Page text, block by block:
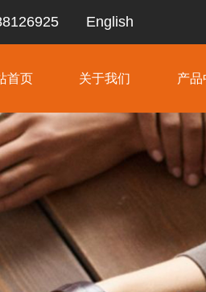
English
首页 关于我们 产品